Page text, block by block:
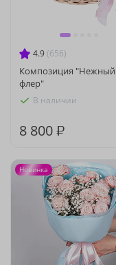
4.9 (656)
Композиция "Нежный
флер"
В наличии
8 800 ₽
Новинка